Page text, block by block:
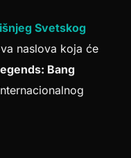
Svetskog
naslova koja će
Bang